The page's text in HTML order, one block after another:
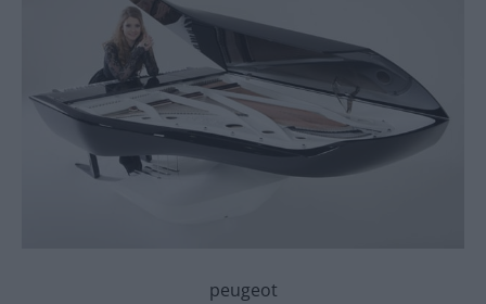
peugeot